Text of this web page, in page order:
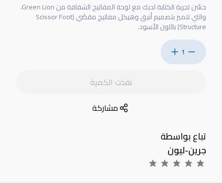
حسّن تجربة الكتابة لديك مع لوحة المفاتيح الشفافة من Green Lion،
والتي تتميز بتصميم أنيق وهيكل مفاتيح مقصّي (Scissor Foot
Structure) باللون الأسود.
1
نفذت الكمية
مشاركة
تباع بواسطة
جرين-ليون